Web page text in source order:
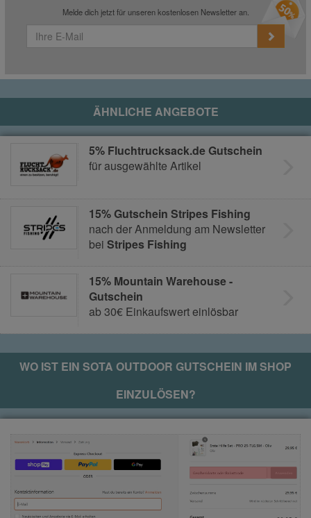
Melde dich jetzt für unseren kostenlosen Newsletter an.
ÄHNLICHE ANGEBOTE
5% Fluchtrucksack.de Gutschein
für ausgewählte Artikel
15% Gutschein Stripes Fishing
nach der Anmeldung am Newsletter
bei Stripes Fishing
15% Mountain Warehouse -
Gutschein
ab 30€ Einkaufswert einlösbar
WO IST EIN SOTA OUTDOOR GUTSCHEIN IM SHOP
EINZULÖSEN?